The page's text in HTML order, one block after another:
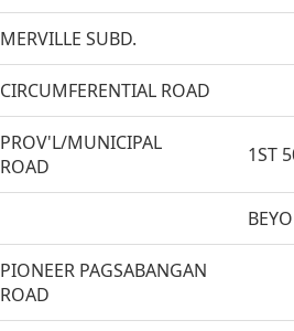
MERVILLE SUBD.
CIRCUMFERENTIAL ROAD
PROV'L/MUNICIPAL
ROAD
1ST
PIONEER PAGSABANGAN
ROAD